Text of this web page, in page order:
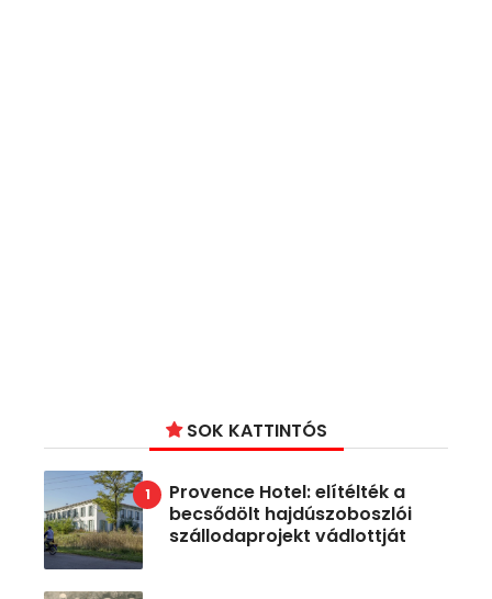
SOK KATTINTÓS
Provence Hotel: elítélték a
becsődölt hajdúszoboszlói
szállodaprojekt vádlottját